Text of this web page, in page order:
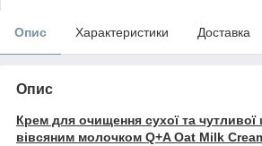
Опис Характеристики Доставка
Опис
Крем для очищення сухої та чутливої
вівсяним молочком Q+A Oat Milk